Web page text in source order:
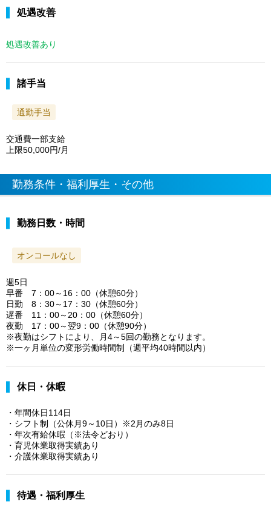
処遇改善
処遇改善あり
諸手当
通勤手当
交通費一部支給
上限50,000円/月
勤務条件・福利厚生・その他
勤務日数・時間
オンコールなし
週5日
早番 7：00～16：00（休憩60分）
日勤 8：30～17：30（休憩60分）
遅番 11：00～20：00（休憩60分）
夜勤 17：00～翌9：00（休憩90分）
※夜勤はシフトにより、月4～5回の勤務となります。
※一ヶ月単位の変形労働時間制（週平均40時間以内）
休日・休暇
・年間休日114日
・シフト制（公休月9～10日）※2月のみ8日
・年次有給休暇（※法令どおり）
・育児休業取得実績あり
・介護休業取得実績あり
待遇・福利厚生